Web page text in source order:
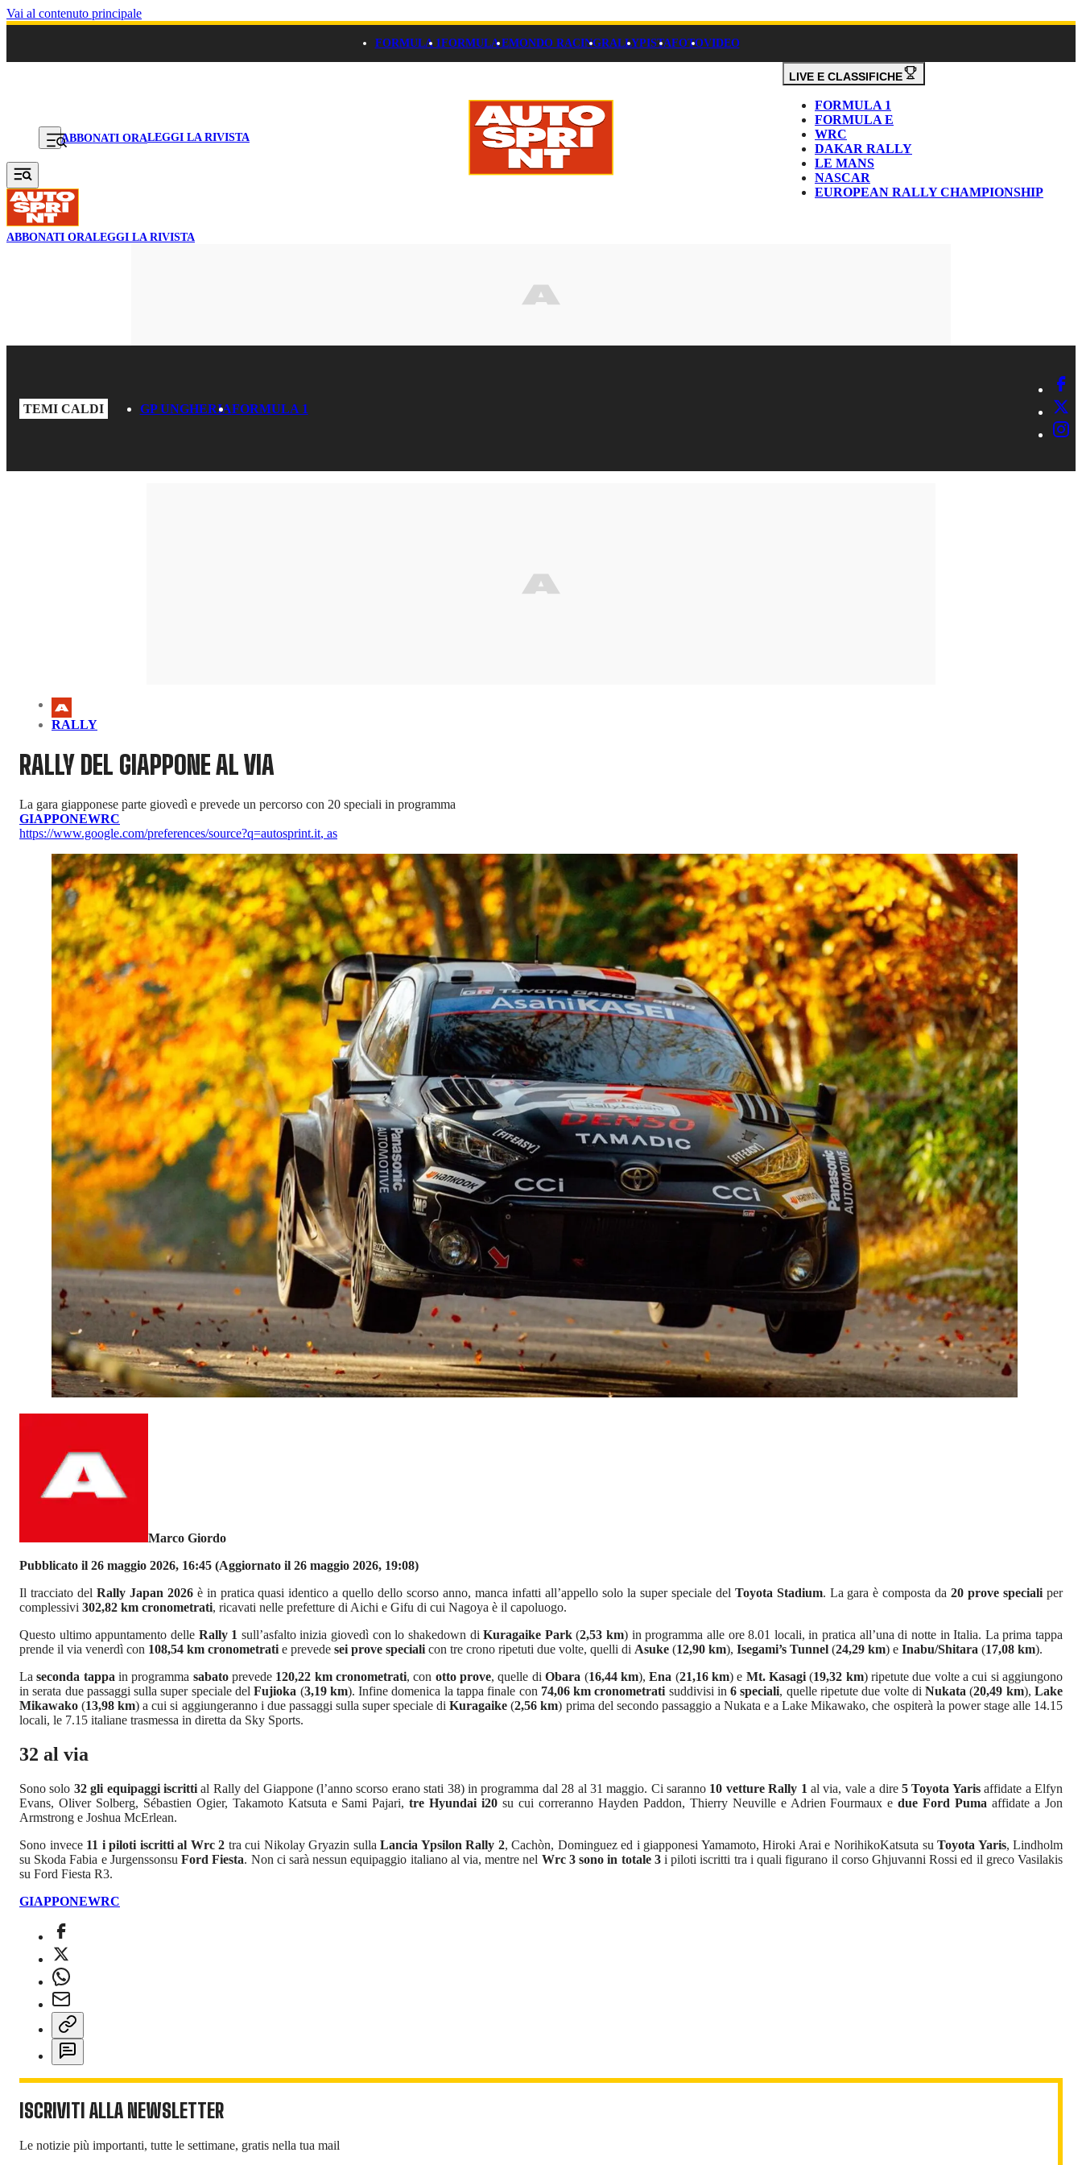
Vai al contenuto principale
FORMULA 1FORMULA EMONDO RACINGRALLYPISTAFOTOVIDEO
ABBONATI ORALEGGI LA RIVISTA
LIVE E CLASSIFICHE
FORMULA 1
FORMULA E
WRC
DAKAR RALLY
LE MANS
NASCAR
EUROPEAN RALLY CHAMPIONSHIP
ABBONATI ORALEGGI LA RIVISTA
TEMI CALDI GP UNGHERIAFORMULA 1
RALLY
RALLY DEL GIAPPONE AL VIA
La gara giapponese parte giovedì e prevede un percorso con 20 speciali in programma
GIAPPONEWRC
https://www.google.com/preferences/source?q=autosprint.it, as
Marco Giordo
Pubblicato il 26 maggio 2026, 16:45 (Aggiornato il 26 maggio 2026, 19:08)
Il tracciato del Rally Japan 2026 è in pratica quasi identico a quello dello scorso anno, manca infatti all’appello solo la super speciale del Toyota Stadium. La gara è composta da20 prove speciali per
complessivi 302,82 km cronometrati, ricavati nelle prefetture di Aichi e Gifu di cui Nagoya è il capoluogo.
Questo ultimo appuntamento delle Rally 1 sull’asfalto inizia giovedì con lo shakedown diKuragaike Park(2,53 km) in programma alle ore 8.01 locali, in pratica all’una di notte in Italia. La prima tappa
prende il via venerdì con 108,54 km cronometrati e prevede sei prove speciali con tre crono ripetuti due volte, quelli di Asuke (12,90 km), Isegami’s Tunnel (24,29 km) e Inabu/Shitara (17,08 km).
Laseconda tappa in programma sabatoprevede 120,22 km cronometrati, con otto prove, quelle diObara (16,44 km),Ena (21,16 km) e Mt. Kasagi(19,32 km) ripetute due volte a cui si aggiungono
in serata due passaggi sulla super speciale delFujioka (3,19 km). Infine domenica la tappa finale con 74,06 km cronometrati suddivisi in6 speciali, quelle ripetute due volte diNukata (20,49 km), Lake
Mikawako (13,98 km) a cui si aggiungeranno i due passaggi sulla super speciale diKuragaike(2,56 km) prima del secondo passaggio a Nukata e a Lake Mikawako, che ospiterà la power stage alle 14.15
locali, le 7.15 italiane trasmessa in diretta da Sky Sports.
32 al via
Sono solo 32 gli equipaggi iscrittial Rally del Giappone (l’anno scorso erano stati 38) in programma dal 28 al 31 maggio. Ci saranno 10 vetture Rally 1al via, vale a dire5 Toyota Yarisaffidate a Elfyn
Evans, Oliver Solberg, Sébastien Ogier, Takamoto Katsuta e Sami Pajari,tre Hyundai i20 su cui correranno Hayden Paddon, Thierry Neuville e Adrien Fourmaux edue Ford Puma affidate a Jon
Armstrong e Joshua McErlean.
Sono invece 11 i piloti iscritti al Wrc 2 tra cui Nikolay Gryazin sullaLancia Ypsilon Rally 2, Cachòn, Dominguez ed i giapponesi Yamamoto, Hiroki Arai e NorihikoKatsuta suToyota Yaris, Lindholm
su Skoda Fabia e JurgenssonsuFord Fiesta. Non ci sarà nessun equipaggio italiano al via, mentre nel Wrc 3 sono in totale 3i piloti iscritti tra i quali figurano il corso Ghjuvanni Rossi ed il greco Vasilakis
su Ford Fiesta R3.
GIAPPONEWRC
ISCRIVITI ALLA NEWSLETTER
Le notizie più importanti, tutte le settimane, gratis nella tua mail